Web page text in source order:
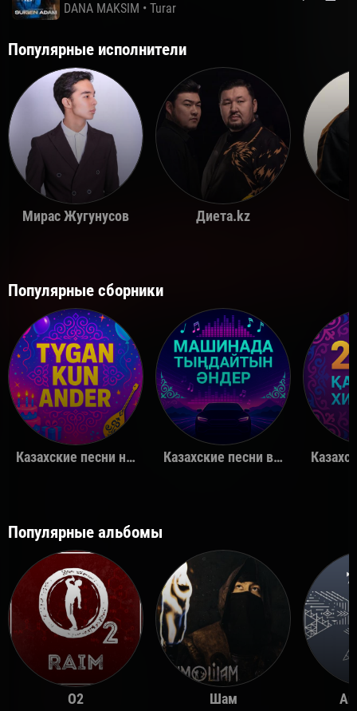
DANA MAKSIM • Turar
Популярные исполнители
Мирас Жугунусов Диета.kz
Популярные сборники
Казахские песни на день рождения Казахские песни в машину
Популярные альбомы
O2 Шам